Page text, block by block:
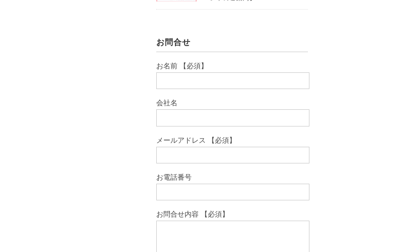
お問合せ
お名前 【必須】
会社名
メールアドレス 【必須】
お電話番号
お問合せ内容 【必須】